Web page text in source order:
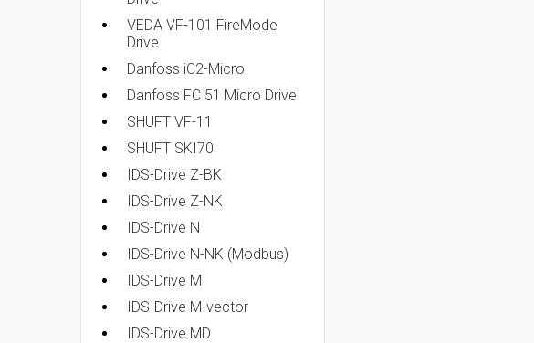
VEDA VF-101 FireMode
Drive
Danfoss iC2-Micro
Danfoss FC 51 Micro Drive
SHUFT VF-11
SHUFT SKI70
IDS-Drive Z-BK
IDS-Drive Z-NK
IDS-Drive N
IDS-Drive N-NK (Modbus)
IDS-Drive M
IDS-Drive M-vector
IDS-Drive MD